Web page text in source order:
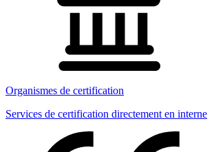
Organismes de certification
Services de certification directement en interne